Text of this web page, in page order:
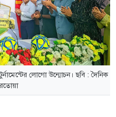
লোগো উন্মোচন। ছবি : দৈনিক